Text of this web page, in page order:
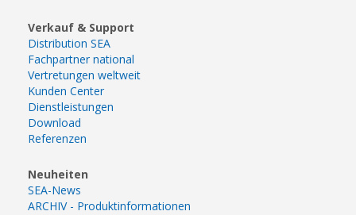
Verkauf & Support
Distribution SEA
Fachpartner national
Vertretungen weltweit
Kunden Center
Dienstleistungen
Download
Referenzen
Neuheiten
SEA-News
ARCHIV - Produktinformationen